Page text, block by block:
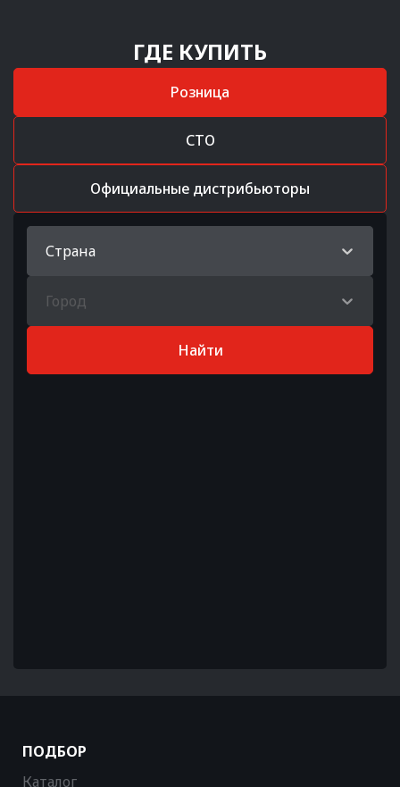
ГДЕ КУПИТЬ
Розница
СТО
Официальные дистрибьюторы
Страна
Город
Найти
ПОДБОР
Каталог